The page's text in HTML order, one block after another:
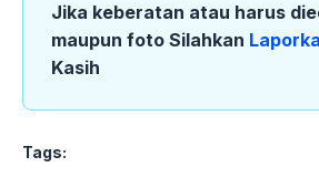
Jika keberatan atau harus
maupun foto Silahkan
Kasih
Tags: